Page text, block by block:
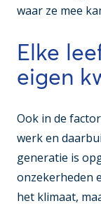
waar ze mee
Elke
eigen
Ook in de
werk en
generatie is
onzekerheden
het klimaat,